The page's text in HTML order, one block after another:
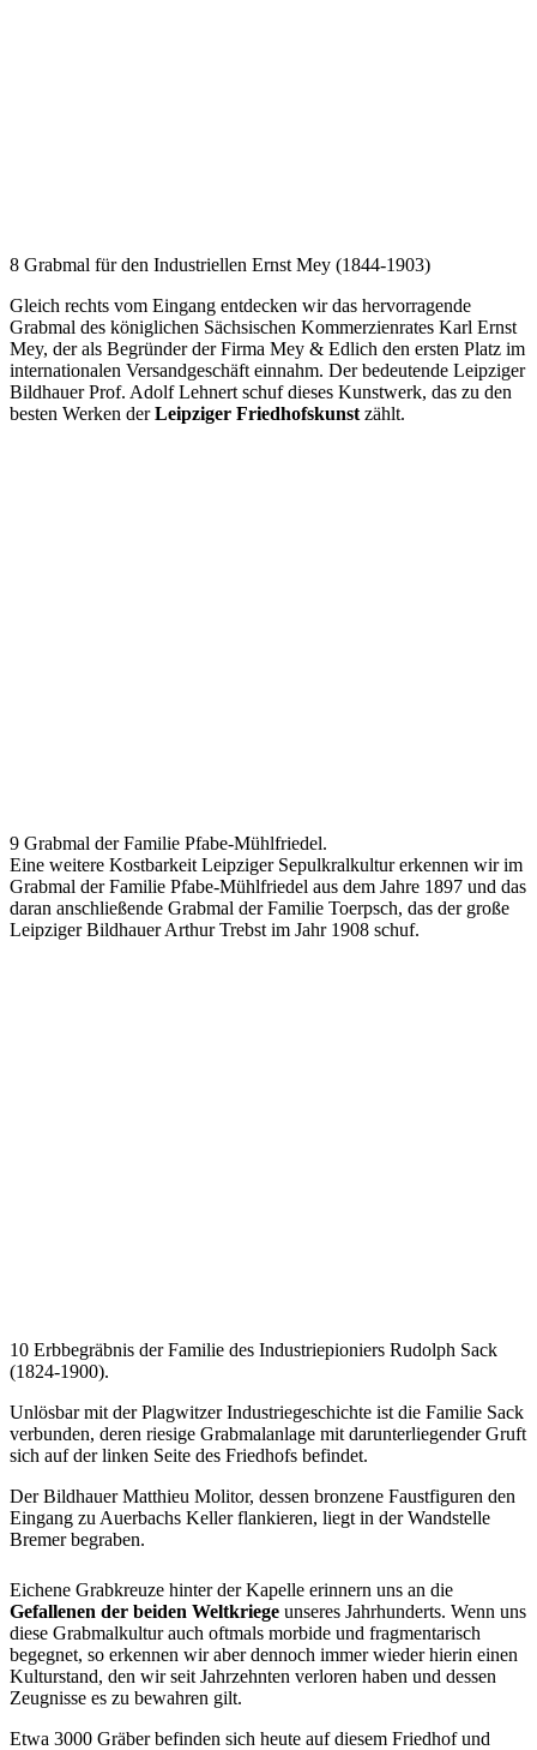
8 Grabmal für den Industriellen Ernst Mey (1844-1903)
Gleich rechts vom Eingang entdecken wir das hervorragende
Grabmal des königlichen Sächsischen Kommerzienrates Karl Ernst
Mey, der als Begründer der Firma Mey & Edlich den ersten Platz im
internationalen Versandgeschäft einnahm. Der bedeutende Leipziger
Bildhauer Prof. Adolf Lehnert schuf dieses Kunstwerk, das zu den
besten Werken derLeipziger Friedhofskunst zählt.
9 Grabmal der Familie Pfabe-Mühlfriedel.
Eine weitere Kostbarkeit Leipziger Sepulkralkultur erkennen wir im
Grabmal der Familie Pfabe-Mühlfriedel aus dem Jahre 1897 und das
daran anschließende Grabmal der Familie Toerpsch, das der große
Leipziger Bildhauer Arthur Trebst im Jahr 1908 schuf.
10 Erbbegräbnis der Familie des Industriepioniers Rudolph Sack
(1824-1900).
Unlösbar mit der Plagwitzer Industriegeschichte ist die Familie Sack
verbunden, deren riesige Grabmalanlage mit darunterliegender Gruft
sich auf der linken Seite des Friedhofs befindet.
Der Bildhauer Matthieu Molitor, dessen bronzene Faustfiguren den
Eingang zu Auerbachs Keller flankieren, liegt in der Wandstelle
Bremer begraben.
Eichene Grabkreuze hinter der Kapelle erinnern uns an die
Gefallenen der beiden Weltkriege unseres Jahrhunderts. Wenn uns
diese Grabmalkultur auch oftmals morbide und fragmentarisch
begegnet, so erkennen wir aber dennoch immer wieder hierin einen
Kulturstand, den wir seit Jahrzehnten verloren haben und dessen
Zeugnisse es zu bewahren gilt.
Etwa 3000 Gräber befinden sich heute auf diesem Friedhof und